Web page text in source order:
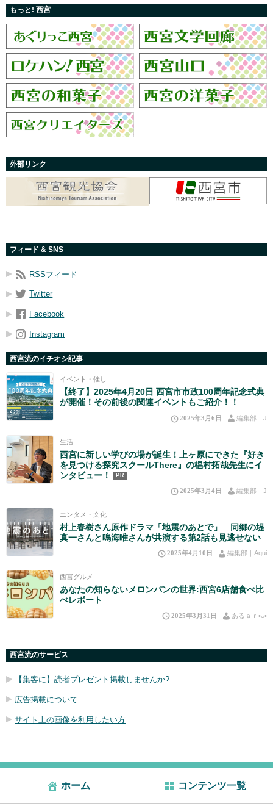
もっと! 西宮
外部リンク
フィード & SNS
RSSフィード
Twitter
Facebook
Instagram
西宮流のイチオシ記事
イベント・催し
【終了】2025年4月20日 西宮市市政100周年記念式典
が開催！その前後の関連イベントもご紹介！！
2025年3月6日 編集部｜J
生活
西宮に新しい学びの場が誕生！上ヶ原にできた『好き
を見つける探究スクールThere』の椙村拓哉先生にイ
ンタビュー！
PR
2025年3月4日 編集部｜J
エンタメ・文化
村上春樹さん原作ドラマ「地震のあとで」 同郷の堤
真一さんと鳴海唯さんが共演する第2話も見逃せない
2025年4月10日 編集部｜Aqui
西宮グルメ
あなたの知らないメロンパンの世界:西宮6店舗食べ比
べレポート
2025年3月31日 あるａｒ•⁠ᴗ⁠•⁠
西宮流のサービス
【集客に】読者プレゼント掲載しませんか?
広告掲載について
サイト上の画像を利用したい方
ホーム コンテンツ一覧